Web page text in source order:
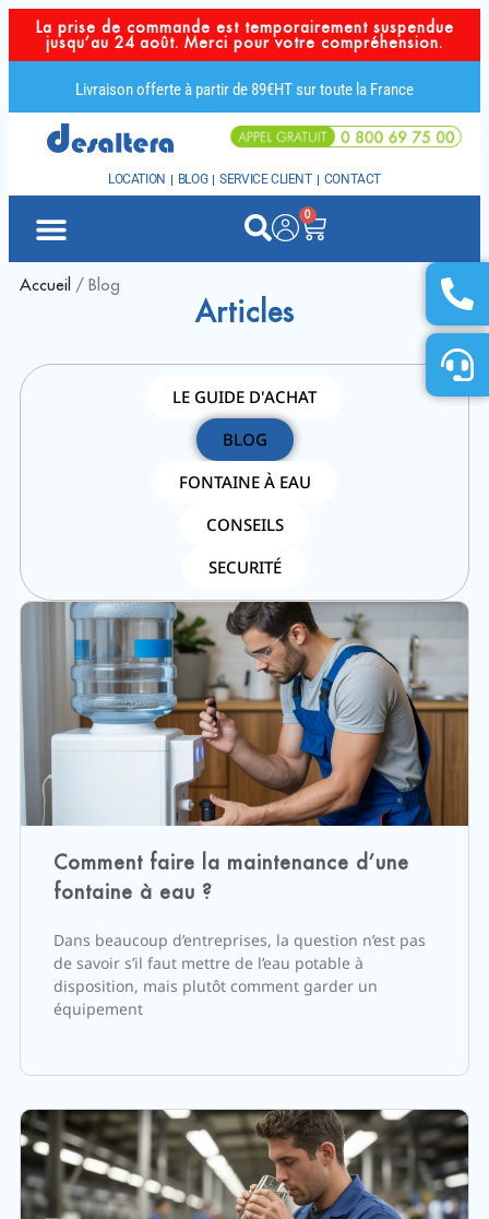
La prise de commande est temporairement suspendue
jusqu’au 24 août. Merci pour votre compréhension.
Livraison offerte à partir de 89€HT sur toute la France
LOCATION BLOG SERVICE CLIENT CONTACT
0
Accueil / Blog
Articles
LE GUIDE D'ACHAT
BLOG
FONTAINE À EAU
CONSEILS
SECURITÉ
Comment faire la maintenance d’une
fontaine à eau ?
Dans beaucoup d’entreprises, la question n’est pas
de savoir s’il faut mettre de l’eau potable à
disposition, mais plutôt comment garder un
équipement